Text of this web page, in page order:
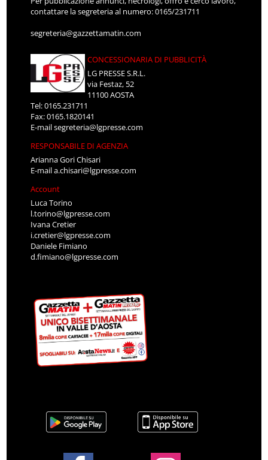
contattare la segreteria al numero: 0165/231711
segreteria@gazzettamatin.com
CONCESSIONARIA DI PUBBLICITÀ
LG PRESSE S.R.L.
via Festaz, 52
11100 AOSTA
Tel: 0165.231711
Fax: 0165.1820141
E-mailsegreteria@lgpresse.com
RESPONSABILE DI AGENZIA
Arianna Gori Chisari
E-maila.chisari@lgpresse.com
Account
Luca Torino
l.torino@lgpresse.com
Ivana Cretier
i.cretier@lgpresse.com
Daniele Fimiano
d.fimiano@lgpresse.com